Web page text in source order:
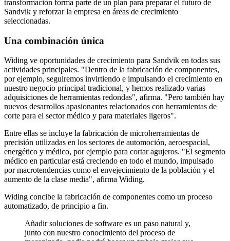
transformación forma parte de un plan para preparar el futuro de
Sandvik y reforzar la empresa en áreas de crecimiento
seleccionadas.
Una combinación única
Widing ve oportunidades de crecimiento para Sandvik en todas sus
actividades principales. "Dentro de la fabricación de componentes,
por ejemplo, seguiremos invirtiendo e impulsando el crecimiento en
nuestro negocio principal tradicional, y hemos realizado varias
adquisiciones de herramientas redondas", afirma. "Pero también hay
nuevos desarrollos apasionantes relacionados con herramientas de
corte para el sector médico y para materiales ligeros".
Entre ellas se incluye la fabricación de microherramientas de
precisión utilizadas en los sectores de automoción, aeroespacial,
energético y médico, por ejemplo para cortar agujeros. "El segmento
médico en particular está creciendo en todo el mundo, impulsado
por macrotendencias como el envejecimiento de la población y el
aumento de la clase media", afirma Widing.
Widing concibe la fabricación de componentes como un proceso
automatizado, de principio a fin.
Añadir soluciones de software es un paso natural y,
junto con nuestro conocimiento del proceso de